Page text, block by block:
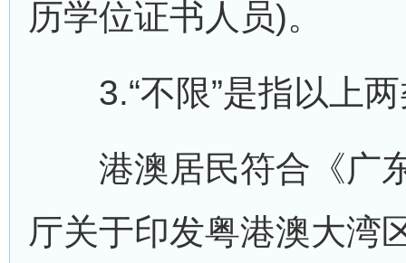
历学位证书人员)。
3.“不限”是指以上两
港澳居民符合《广东
厅关于印发粤港澳大湾